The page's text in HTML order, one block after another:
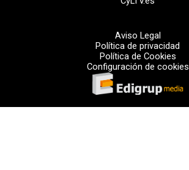
Aviso Legal
Política de privacidad
Política de Cookies
Configuración de cookies